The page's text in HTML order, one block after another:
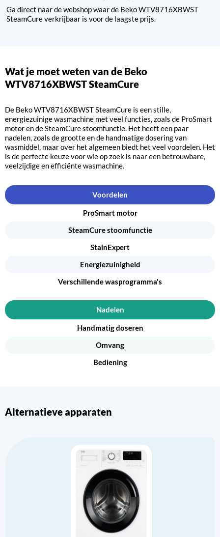
Ga direct naar de webshop waar de Beko WTV8716XBWST
SteamCure verkrijbaar is voor de laagste prijs.
Wat je moet weten van de Beko
WTV8716XBWST SteamCure
De Beko WTV8716XBWST SteamCure is een stille,
energiezuinige wasmachine met veel functies, zoals de ProSmart
motor en de SteamCure stoomfunctie. Het heeft een paar
nadelen, zoals de grootte en de handmatige dosering van
wasmiddel, maar over het algemeen biedt het veel voordelen. Het
is de perfecte keuze voor wie op zoek is naar een betrouwbare,
veelzijdige en efficiënte wasmachine.
Voordelen
ProSmart motor
SteamCure stoomfunctie
StainExpert
Energiezuinigheid
Verschillende wasprogramma's
Nadelen
Handmatig doseren
Omvang
Bediening
Alternatieve apparaten